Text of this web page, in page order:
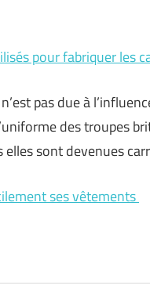
pour fabriquer les
pas due à
des troupes
sont devenues
ses vêtements